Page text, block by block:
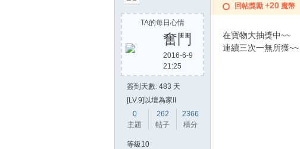
方
TA的每日心情
奮鬥
2016-6-9
21:25
簽到天數: 483 天
[LV.9]以壇為家II
0
主題
262
帖子
2366
積分
等級10
回帖獎勵 +20 魔幣
在寶物大抽獎中~~
連續三次一無所獲~~